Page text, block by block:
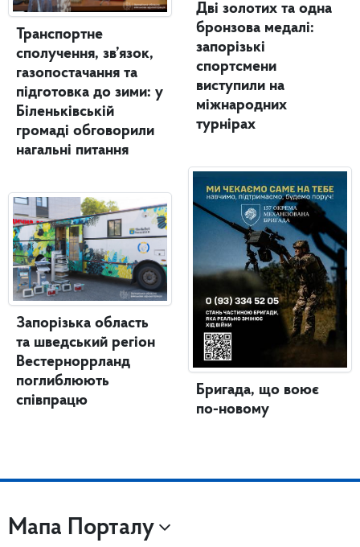
Транспортне
сполучення, зв’язок,
газопостачання та
підготовка до зими: у
Біленьківській
громаді обговорили
нагальні питання
Запорізька область
та шведський регіон
Вестерноррланд
поглиблюють
співпрацю
Дві золотих та одна
бронзова медалі:
запорізькі
спортсмени
виступили на
міжнародних
турнірах
Бригада, що воює
по-новому
Мапа Порталу